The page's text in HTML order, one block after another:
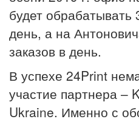
будет обрабатывать
день, а на
заказов в день.
В успехе 24Print
участие партнера –
Ukraine. Именно с